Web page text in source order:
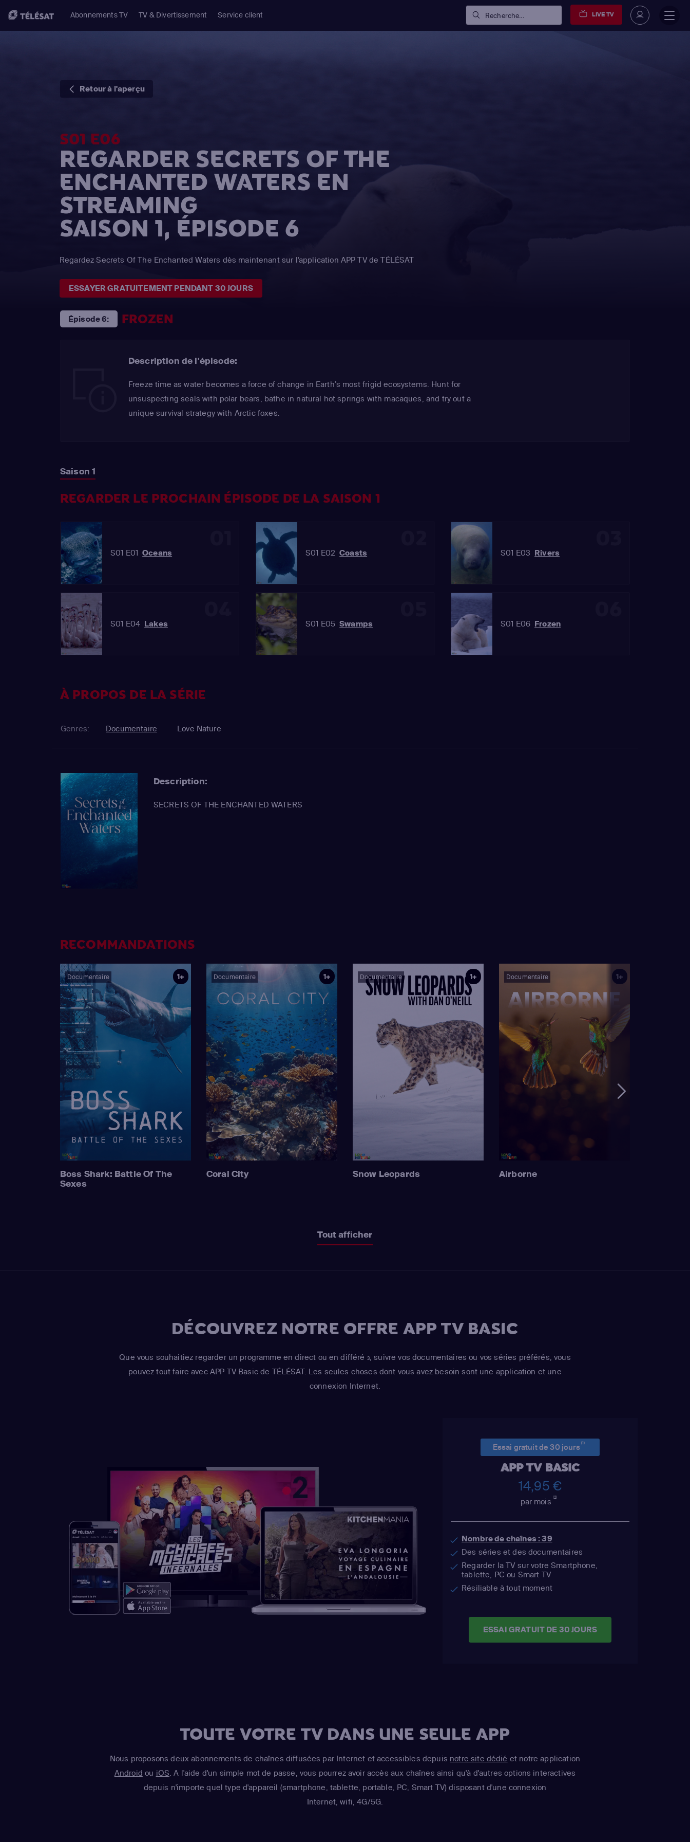
Abonnements TV TV & Divertissement Service client Recherche... LIVE TV
Retour à l'aperçu
S01 E06
REGARDER SECRETS OF THE
ENCHANTED WATERS EN
STREAMING
SAISON 1, ÉPISODE 6
Regardez Secrets Of The Enchanted Waters dès maintenant sur l'application APP TV de TÉLÉSAT
ESSAYER GRATUITEMENT PENDANT 30 JOURS
Épisode 6: FROZEN
Description de l'épisode:
Freeze time as water becomes a force of change in Earth’s most frigid ecosystems. Hunt for
unsuspecting seals with polar bears, bathe in natural hot springs with macaques, and try out a
unique survival strategy with Arctic foxes.
Saison 1
REGARDER LE PROCHAIN ÉPISODE DE LA SAISON 1
S01 E01 Oceans S01 E02 Coasts S01 E03 Rivers
S01 E04 Lakes S01 E05 Swamps S01 E06 Frozen
À PROPOS DE LA SÉRIE
Genres: Documentaire Love Nature
Description:
SECRETS OF THE ENCHANTED WATERS
RECOMMANDATIONS
Documentaire 1+
Boss Shark: Battle Of The
Sexes
Documentaire 1+
Coral City
Documentaire 1+
Snow Leopards
Documentaire 1+
Airborne
Tout afficher
DÉCOUVREZ NOTRE OFFRE APP TV BASIC
Que vous souhaitiez regarder un programme en direct ou en différé 3, suivre vos documentaires ou vos séries préférés, vous
pouvez tout faire avec APP TV Basic de TÉLÉSAT. Les seules choses dont vous avez besoin sont une application et une
connexion Internet.
Essai gratuit de 30 jours(1)
APP TV BASIC
14,95 €
par mois(2)
Nombre de chaînes : 39
Des séries et des documentaires
Regarder la TV sur votre Smartphone,
tablette, PC ou Smart TV
Résiliable à tout moment
ESSAI GRATUIT DE 30 JOURS
TOUTE VOTRE TV DANS UNE SEULE APP
Nous proposons deux abonnements de chaînes diffusées par Internet et accessibles depuis notre site dédié et notre application
Android ou iOS. A l'aide d'un simple mot de passe, vous pourrez avoir accès aux chaînes ainsi qu'à d'autres options interactives
depuis n'importe quel type d'appareil (smartphone, tablette, portable, PC, Smart TV) disposant d'une connexion
Internet, wifi, 4G/5G.